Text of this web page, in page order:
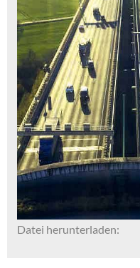
Datei herunterladen: